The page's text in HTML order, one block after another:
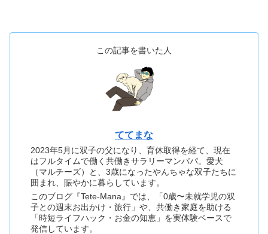
この記事を書いた人
ててまな
2023年5月に双子の父になり、育休取得を経て、現在
はフルタイムで働く共働きサラリーマンパパ。愛犬
（マルチーズ）と、3歳になったやんちゃな双子たちに
囲まれ、賑やかに暮らしています。
このブログ『Tete-Mana』では、「0歳〜未就学児の双
子との週末お出かけ・旅行」や、共働き家庭を助ける
「時短ライフハック・お金の知恵」を実体験ベースで
発信しています。